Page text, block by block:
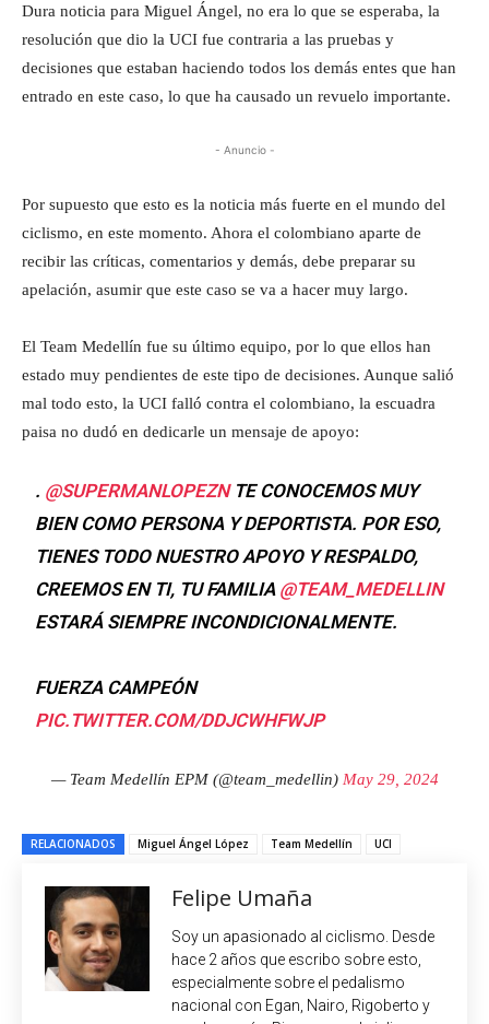
Dura noticia para Miguel Ángel, no era lo que se esperaba, la
resolución que dio la UCI fue contraria a las pruebas y
decisiones que estaban haciendo todos los demás entes que han
entrado en este caso, lo que ha causado un revuelo importante.
- Anuncio -
Por supuesto que esto es la noticia más fuerte en el mundo del
ciclismo, en este momento. Ahora el colombiano aparte de
recibir las críticas, comentarios y demás, debe preparar su
apelación, asumir que este caso se va a hacer muy largo.
El Team Medellín fue su último equipo, por lo que ellos han
estado muy pendientes de este tipo de decisiones. Aunque salió
mal todo esto, la UCI falló contra el colombiano, la escuadra
paisa no dudó en dedicarle un mensaje de apoyo:
. @SUPERMANLOPEZNTE CONOCEMOS MUY
BIEN COMO PERSONA Y DEPORTISTA. POR ESO,
TIENES TODO NUESTRO APOYO Y RESPALDO,
CREEMOS EN TI, TU FAMILIA @TEAM_MEDELLIN
ESTARÁ SIEMPRE INCONDICIONALMENTE.
FUERZA CAMPEÓN
PIC.TWITTER.COM/DDJCWHFWJP
— Team Medellín EPM (@team_medellin) May 29, 2024
RELACIONADOS Miguel Ángel López Team Medellín UCI
Felipe Umaña
Soy un apasionado al ciclismo. Desde
hace 2 años que escribo sobre esto,
especialmente sobre el pedalismo
nacional con Egan, Nairo, Rigoberto y